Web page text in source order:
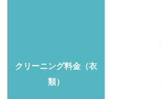
クリーニング料金（衣
類）